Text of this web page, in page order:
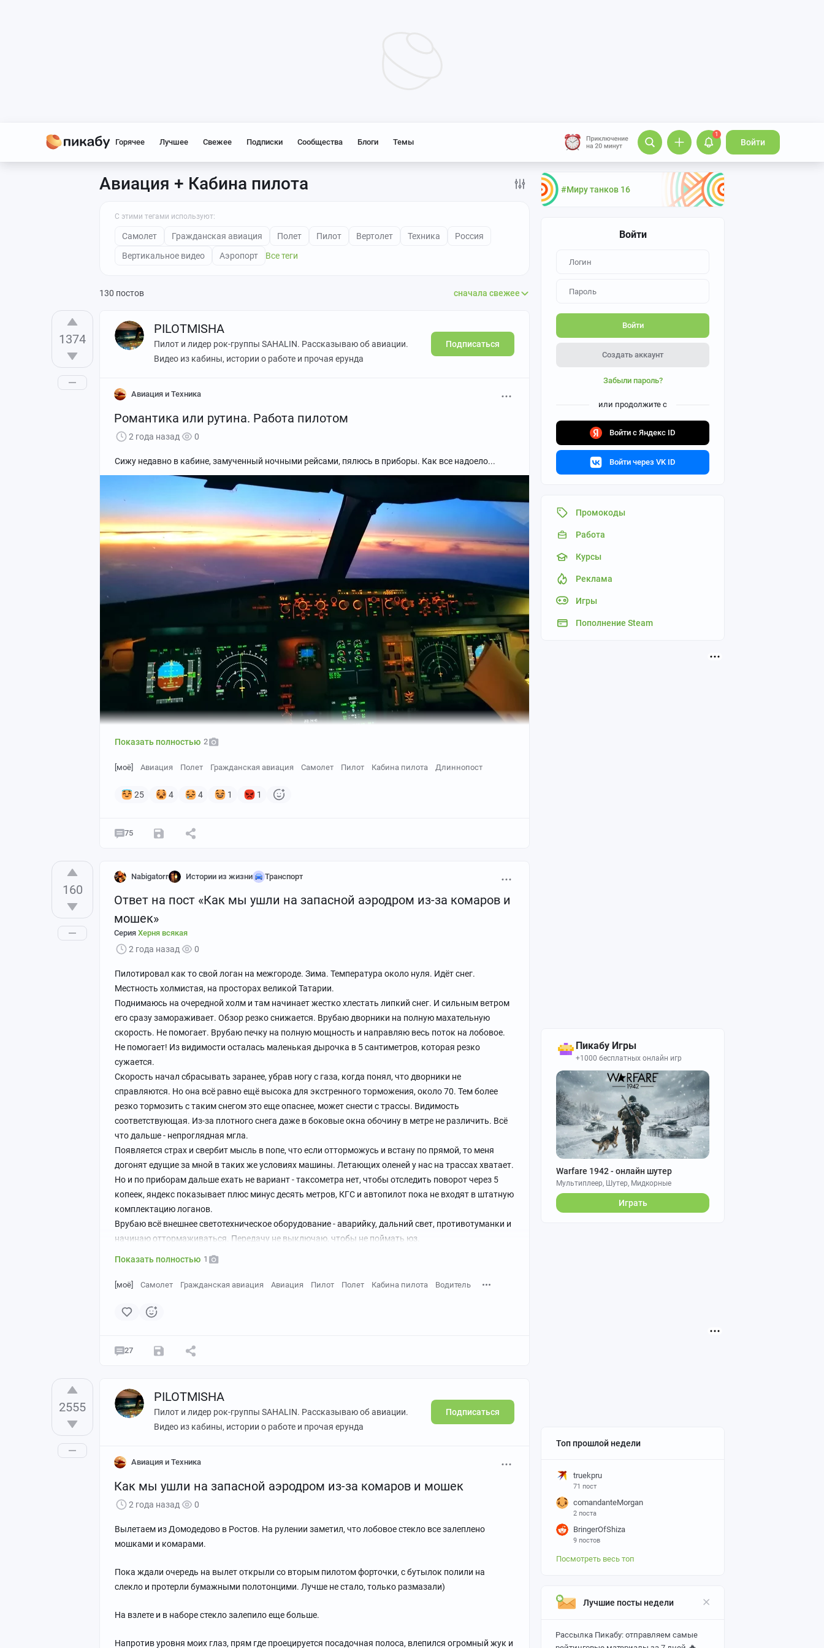
Горячее Лучшее Свежее Подписки Сообщества Блоги Темы
1
Войти
#Миру танков 16
Войти
Войти
Создать аккаунт
Забыли пароль?
или продолжите с
Войти с Яндекс ID
Войти через VK ID
Промокоды
Работа
Курсы
Реклама
Игры
Пополнение Steam
Пикабу Игры
+1000 бесплатных онлайн игр
Warfare 1942 - онлайн шутер
Мультиплеер, Шутер, Мидкорные
Играть
Топ прошлой недели
truekpru
71 пост
comandanteMorgan
2 поста
BringerOfShiza
9 постов
Посмотреть весь топ
Лучшие посты недели
Рассылка Пикабу: отправляем самые
Авиация + Кабина пилота
С этими тегами используют:
Самолет Гражданская авиация Полет Пилот Вертолет Техника
Россия
Вертикальное видео
Аэропорт Все теги
130 постов сначала свежее
1374
PILOTMISHA
Пилот и лидер рок-группы SAHALIN. Рассказываю об авиации.
Видео из кабины, истории о работе и прочая ерунда
Подписаться
Авиация и Техника
Романтика или рутина. Работа пилотом
2 года назад 0
Сижу недавно в кабине, замученный ночными рейсами, пялюсь в приборы. Как все надоело...
Показать полностью 2
[моё] Авиация Полет Гражданская авиация Самолет Пилот Кабина пилота Длиннопост
25 4 4 1 1
75
160
Nabigatorr Истории из жизни Транспорт
Ответ на пост «Как мы ушли на запасной аэродром из-за комаров и
мошек»
Серия Херня всякая
2 года назад 0
Пилотировал как то свой логан на межгороде. Зима. Температура около нуля. Идёт снег.
Местность холмистая, на просторах великой Татарии.
Поднимаюсь на очередной холм и там начинает жестко хлестать липкий снег. И сильным ветром
его сразу замораживает. Обзор резко снижается. Врубаю дворники на полную махательную
скорость. Не помогает. Врубаю печку на полную мощность и направляю весь поток на лобовое.
Не помогает! Из видимости осталась маленькая дырочка в 5 сантиметров, которая резко
сужается.
Скорость начал сбрасывать заранее, убрав ногу с газа, когда понял, что дворники не
справляются. Но она всё равно ещё высока для экстренного торможения, около 70. Тем более
резко тормозить с таким снегом это еще опаснее, может снести с трассы. Видимость
соответствующая. Из-за плотного снега даже в боковые окна обочину в метре не различить. Всё
что дальше - непроглядная мгла.
Появляется страх и свербит мысль в попе, что если отторможусь и встану по прямой, то меня
догонят едущие за мной в таких же условиях машины. Летающих оленей у нас на трассах хватает.
Но и по приборам дальше ехать не вариант - таксометра нет, чтобы отследить поворот через 5
копеек, яндекс показывает плюс минус десять метров, КГС и автопилот пока не входят в штатную
комплектацию логанов.
Врубаю всё внешнее светотехническое оборудование - аварийку, дальний свет, противотуманки и
начинаю оттормаживаться. Передачу не выключаю, чтобы не поймать юз.
Напряженно всматриваюсь в процессе в зеркало заднего вида, стараясь не пропустить
сфокусирован на оставшейся миллиметровой дырке на лобовом стекле.
Ощущаю себя примерно так:
где она начнет заканчиваться, и начнётся кювет.
Показать полностью 1
[моё] Самолет Гражданская авиация Авиация Пилот Полет Кабина пилота Водитель
27
2555
PILOTMISHA
Пилот и лидер рок-группы SAHALIN. Рассказываю об авиации.
Видео из кабины, истории о работе и прочая ерунда
Подписаться
Авиация и Техника
Как мы ушли на запасной аэродром из-за комаров и мошек
2 года назад 0
Вылетаем из Домодедово в Ростов. На рулении заметил, что лобовое стекло все залеплено
мошками и комарами.
Пока ждали очередь на вылет открыли со вторым пилотом форточки, с бутылок полили на
слекло и протерли бумажными полотонцими. Лучше не стало, только размазали)
На взлете и в наборе стекло залепило еще больше.
Напротив уровня моих глаз, прям где проецируется посадочная полоса, влепился огромный жук и